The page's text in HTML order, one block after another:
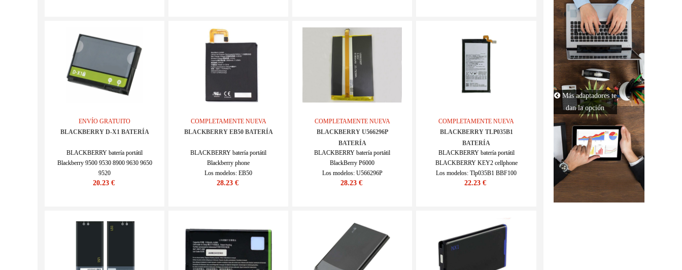
ENVÍO GRATUITO
BLACKBERRY D-X1 BATERÍA
BLACKBERRY batería portátil
Blackberry 9500 9530 8900 9630 9650
9520
Los modelos: D-X1
20.23 €
COMPLETAMENTE NUEVA
BLACKBERRY EB50 BATERÍA
BLACKBERRY batería portátil
Blackberry phone
Los modelos: EB50
SKU : 20IV516_Te
28.23 €
COMPLETAMENTE NUEVA
BLACKBERRY U566296P
BATERÍA
BLACKBERRY batería portátil
BlackBerry P6000
Los modelos: U566296P
SKU : 20IV456_Te
28.23 €
COMPLETAMENTE NUEVA
BLACKBERRY TLP035B1
BATERÍA
BLACKBERRY batería portátil
BLACKBERRY KEY2 cellphone
Los modelos: Tlp035B1 BBF100
SKU : ECN12386_Te
22.23 €
Más adaptadores te
dan la opción
DELL
ACER
APPLE
ASUS
COMPAQ
LENOVO
MSI
GATEWAY
MICROSOFT
MEDION